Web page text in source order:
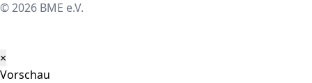
© 2026 BME e.V.
×
Vorschau